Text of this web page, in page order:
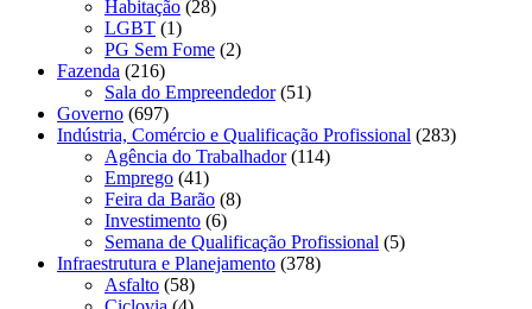
Habitação (28)
LGBT (1)
PG Sem Fome (2)
Fazenda (216)
Sala do Empreendedor(51)
Governo (697)
Indústria, Comércio e Qualificação Profissional (283)
Agência do Trabalhador(114)
Emprego (41)
Feira da Barão (8)
Investimento (6)
Semana de Qualificação Profissional (5)
Infraestrutura e Planejamento (378)
Asfalto (58)